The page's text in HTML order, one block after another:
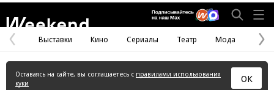
Предыдущая
страница
Выставки Кино Сериалы Театр Мода
Оставаясь на сайте, вы соглашаетесь с правилами использования
куки
ОК